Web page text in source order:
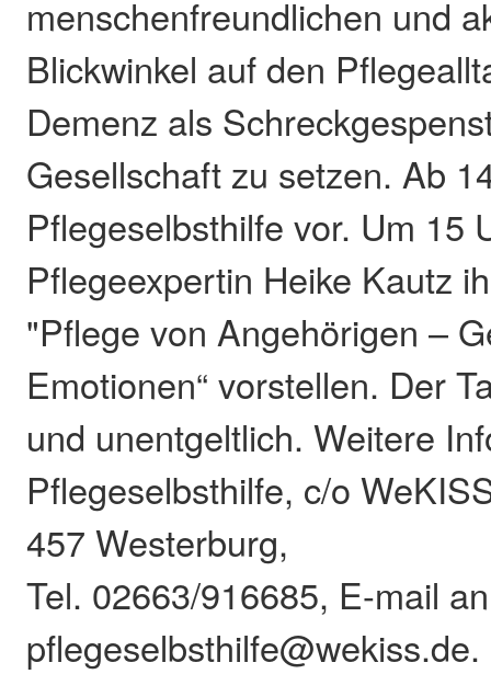
menschenfreundlichen und
Blickwinkel auf den
Demenz als
Gesellschaft zu setzen. Ab
Pflegeselbsthilfe vor. Um 15
Pflegeexpertin Heike Kautz
"Pflege von Angehörigen –
Emotionen“ vorstellen. Der
und unentgeltlich. Weitere
Pflegeselbsthilfe, c/o
457 Westerburg,
Tel. 02663/916685, E-mail an